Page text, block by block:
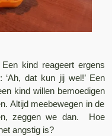
kind reageert ergens
dat kun jij wel!’ Een
kind willen bemoedigen
Altijd meebewegen in de
zeggen we dan. Hoe
angstig is?